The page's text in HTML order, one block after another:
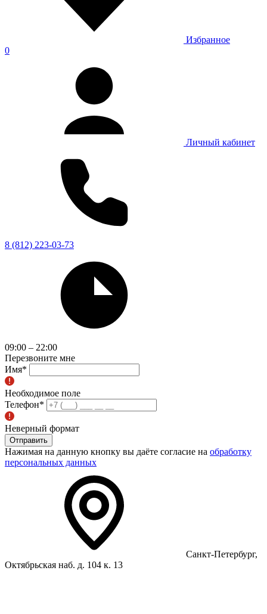
Избранное
0
Личный кабинет
8 (812) 223-03-73
09:00 – 22:00
Перезвоните мне
Имя*
Необходимое поле
Телефон*
Неверный формат
Отправить
Нажимая на данную кнопку вы даёте согласие на обработку
персональных данных
Санкт-Петербург,
Октябрьская наб. д. 104 к. 13